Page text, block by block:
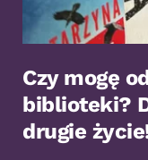
Czy mogę
biblioteki?
drugie